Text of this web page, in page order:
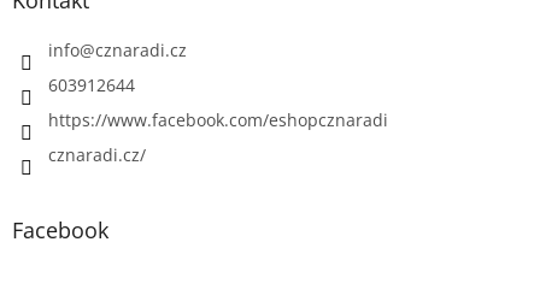
info@cznaradi.cz
603912644
https://www.facebook.com/eshopcznaradi
cznaradi.cz/
Facebook